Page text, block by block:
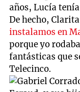
años, Lucía
De hecho,
instalamos en
porque yo
fantásticas que
Telecinco.